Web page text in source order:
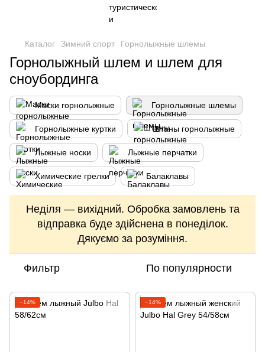
Каталог Зимний спорт Горнолыжные шлемы
Горнолыжный шлем и шлем для
сноубординга
Маски горнолыжные Горнолыжные шлемы
Горнолыжные куртки Штаны горнолыжные
Лыжные носки Лыжные перчатки
Химические грелки Балаклавы
Неділя — вихідний. Обробка замовлень та
відправка буде здійснена в понеділок.
Дякуємо за розуміння.
Фильтр По популярности
−14% −14%